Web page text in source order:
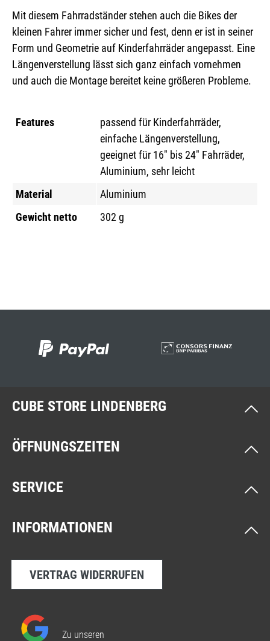
Mit diesem Fahrradständer stehen auch die Bikes der
kleinen Fahrer immer sicher und fest, denn er ist in seiner
Form und Geometrie auf Kinderfahrräder angepasst. Eine
Längenverstellung lässt sich ganz einfach vornehmen
und auch die Montage bereitet keine größeren Probleme.
Features
passend für Kinderfahrräder,
einfache Längenverstellung,
geeignet für 16" bis 24" Fahrräder,
Aluminium, sehr leicht
Material
Aluminium
Gewicht netto
302 g
CUBE STORE LINDENBERG
ÖFFNUNGSZEITEN
SERVICE
INFORMATIONEN
VERTRAG WIDERRUFEN
Zu unseren